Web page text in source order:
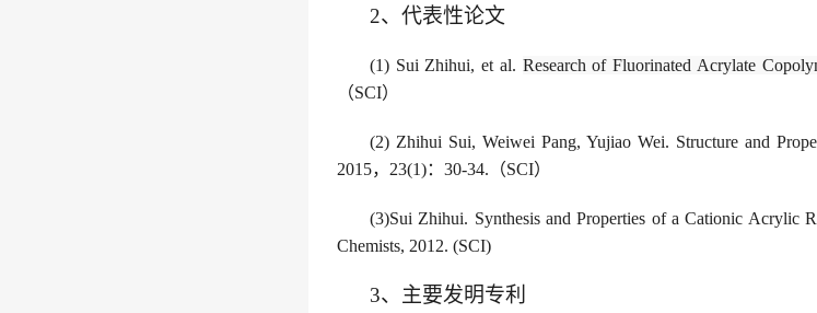
2、代表性论文
(1) Sui Zhihui, et al. Research of Fluorinated Acrylate
（SCI）
(2) Zhihui Sui, Weiwei Pang, Yujiao Wei. Structure and
2015， 23(1)： 30-34. （SCI）
(3)Sui Zhihui. Synthesis and Properties of a Cationic Acrylic
Chemists, 2012. (SCI)
3、主要发明专利